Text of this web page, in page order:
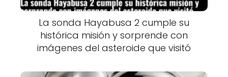
La sonda Hayabusa 2 cumple su
histórica misión y sorprende con
imágenes del asteroide que visitó